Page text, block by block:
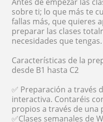
Antes de empezar las
sobre ti; lo que más te
fallas más, que quieres
preparar las clases
necesidades que tengas.
Características de la
desde B1 hasta C2
✅ Preparación a través
interactiva. Contaréis
propios a través de una
✅Clases semanales de